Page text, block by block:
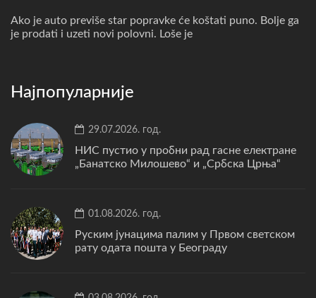
Ako je auto previše star popravke će koštati puno. Bolje ga
je prodati i uzeti novi polovni. Loše je
Најпопуларније
29.07.2026. год.
НИС пустио у пробни рад гасне електране
„Банатско Милошево“ и „Србска Црња“
01.08.2026. год.
Руским јунацима палим у Првом светском
рату одата пошта у Београду